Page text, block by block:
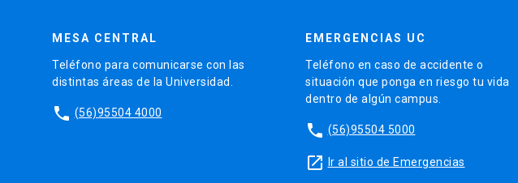
MESA CENTRAL
Teléfono para comunicarse con las
distintas áreas de la Universidad.
phone (56)95504 4000
EMERGENCIAS UC
Teléfono en caso de accidente o
situación que ponga en riesgo tu vida
dentro de algún campus.
phone (56)95504 5000
launch Ir al sitio de Emergencias